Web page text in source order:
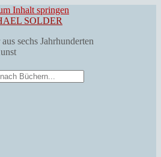
Inhalt springen
SOLDER
sechs Jahrhunderten